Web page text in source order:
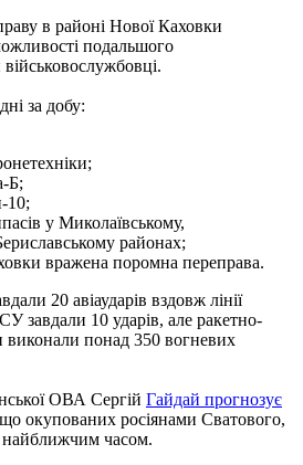
в районі Нової Каховки
подальшого
за добу:
Б;
10;
у Миколаївському,
районах;
вражена поромна переправа.
20 авіаударів вздовж лінії
завдали 10 ударів, але ракетно-
виконали понад 350 вогневих
ОВА Сергій Гайдай прогнозує
окупованих росіянами Сватового,
найближчим часом.